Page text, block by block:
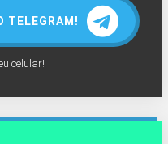
TELEGRAM!
celular!